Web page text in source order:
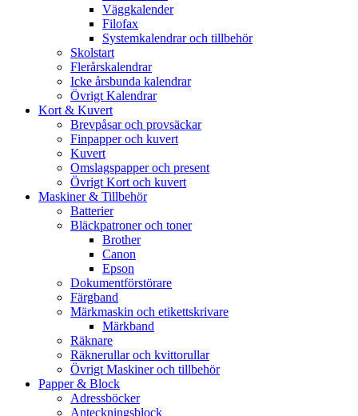
Väggkalender
Filofax
Systemkalendrar och tillbehör
Skolstart
Flerårskalendrar
Icke årsbunda kalendrar
Övrigt Kalendrar
Kort & Kuvert
Brevpåsar och provsäckar
Finpapper och kuvert
Kuvert
Omslagspapper och present
Övrigt Kort och kuvert
Maskiner & Tillbehör
Batterier
Bläckpatroner och toner
Brother
Canon
Epson
Dokumentförstörare
Färgband
Märkmaskin och etikettskrivare
Märkband
Räknare
Räknerullar och kvittorullar
Övrigt Maskiner och tillbehör
Papper & Block
Adressböcker
Anteckningsblock